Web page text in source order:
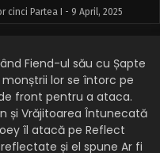
cinci Partea I - 9 April, 2025
evoluției
9 April, 2025
– Sezonul 1
lui Ochii Roși
Fiend-ul său cu Șapte
lor se întorc pe
front pentru a ataca.
și Vrăjitoarea Întunecată
îl atacă pe Reflect
și el spune Ar fi